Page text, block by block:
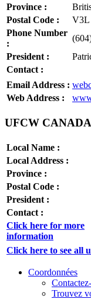
Province :
Postal Code :
V3L
Phone Number
:
President :
Contact :
Email Address :
Web Address :
UFCW
Local Name :
Local Address :
Province :
Postal Code :
President :
Contact :
Click here for more
information
Click here to see all
Coordonnées
Trouvez